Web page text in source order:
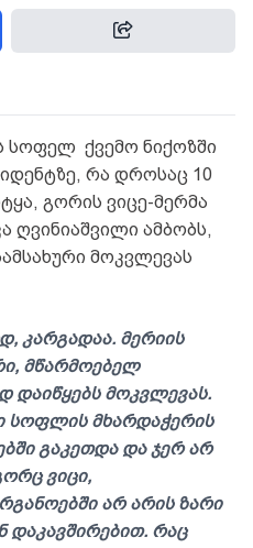
სოფელ ქვემო ნიქოზში
რა დროსაც 10
გორის ვიცე-მერმა
ღვინიაშვილი ამბობს,
მოკვლევას
კარგადაა. მერიის
მწარმოებელ
დაიწყებს მოკვლევას.
სოფლის მხარდაჭერის
გაკეთდა და ჯერ არ
ვიცი,
არ არის ზარი
დაკავშირებით. რაც